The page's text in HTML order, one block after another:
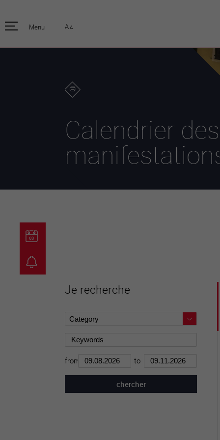
Enfants et écoliers
Formation
environnement
Informations parcelles
Guichet virtuel
Annuaire communal
Emplois
Organisation
communale
Programme de
législature
Stratégies
Jumelage
Menu A A
Calendrier des
Je recherche
from to